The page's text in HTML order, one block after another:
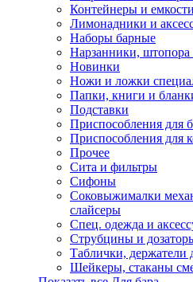
Контейнеры и емкости
Лимонадники и
Наборы барные
Нарзанники, штопора
Новинки
Ножи и ложки
Папки, книги и
Подставки
Приспособления для
Приспособления для
Прочее
Сита и фильтры
Сифоны
Соковыжималки
слайсеры
Спец. одежда и
Струбцины и
Таблички, держатели
Шейкеры, стаканы